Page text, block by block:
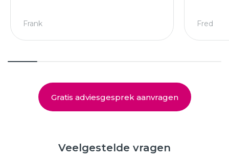
deuren hebben geplaatst.
Frank
Fred
Gratis adviesgesprek aanvragen
Veelgestelde vragen